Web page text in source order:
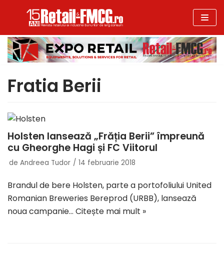
la
conținut
Fratia Berii
Holsten lansează „Frăția Berii” împreună
cu Gheorghe Hagi și FC Viitorul
de Andreea Tudor 14 februarie 2018
Brandul de bere Holsten, parte a portofoliului United
Romanian Breweries Bereprod (URBB), lansează
noua campanie… Citește mai mult »